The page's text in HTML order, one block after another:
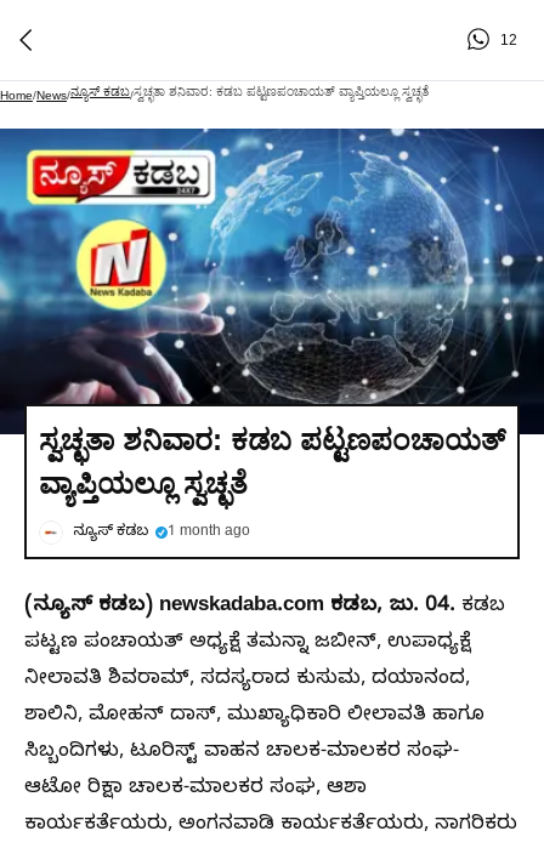
12
Home/News/ನ್ಯೂಸ್ ಕಡಬ/ಸ್ವಚ್ಛತಾ ಶನಿವಾರ: ಕಡಬ ಪಟ್ಟಣಪಂಚಾಯತ್ ವ್ಯಾಪ್ತಿಯಲ್ಲೂ ಸ್ವಚ್ಛತೆ
ಸ್ವಚ್ಛತಾ ಶನಿವಾರ: ಕಡಬ ಪಟ್ಟಣಪಂಚಾಯತ್
ವ್ಯಾಪ್ತಿಯಲ್ಲೂ ಸ್ವಚ್ಛತೆ
ನ್ಯೂಸ್ ಕಡಬ 1 month ago
(ನ್ಯೂಸ್ ಕಡಬ) newskadaba.com ಕಡಬ, ಜು. 04. ಕಡಬ
ಪಟ್ಟಣ ಪಂಚಾಯತ್ ಅಧ್ಯಕ್ಷೆ ತಮನ್ನಾ ಜಬೀನ್, ಉಪಾಧ್ಯಕ್ಷೆ
ನೀಲಾವತಿ ಶಿವರಾಮ್, ಸದಸ್ಯರಾದ ಕುಸುಮ, ದಯಾನಂದ,
ಶಾಲಿನಿ, ಮೋಹನ್ ದಾಸ್, ಮುಖ್ಯಾಧಿಕಾರಿ ಲೀಲಾವತಿ ಹಾಗೂ
ಸಿಬ್ಬಂದಿಗಳು, ಟೂರಿಸ್ಟ್ ವಾಹನ ಚಾಲಕ-ಮಾಲಕರ ಸಂಘ-
ಆಟೋ ರಿಕ್ಷಾ ಚಾಲಕ-ಮಾಲಕರ ಸಂಘ, ಆಶಾ
ಕಾರ್ಯಕರ್ತೆಯರು, ಅಂಗನವಾಡಿ ಕಾರ್ಯಕರ್ತೆಯರು, ನಾಗರಿಕರು